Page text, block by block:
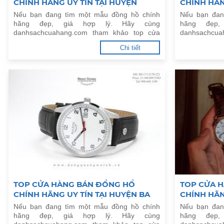
CHÍNH HÃNG UY TÍN TẠI HUYỆN
ĐÔNG ANH, HÀ NỘI
Nếu bạn đang tìm một mẫu đồng hồ chính
hãng đẹp, giá hợp lý. Hãy cùng
danhsachcuahang.com tham khảo top cửa
hàng bán đồng hồ chính hãng uy tín tại
Chi tiết
CHÍNH
PHƯỢNG,
Nếu bạn
hãng
hàng bán
TOP CỬA HÀNG BÁN ĐỒNG HỒ
CHÍNH HÃNG UY TÍN TẠI HUYỆN BA
VÌ, HÀ NỘI
Nếu bạn đang tìm một mẫu đồng hồ chính
hãng đẹp, giá hợp lý. Hãy cùng
TOP CỬA
CHÍNH
TÂY, HÀ
Nếu bạn
hãng